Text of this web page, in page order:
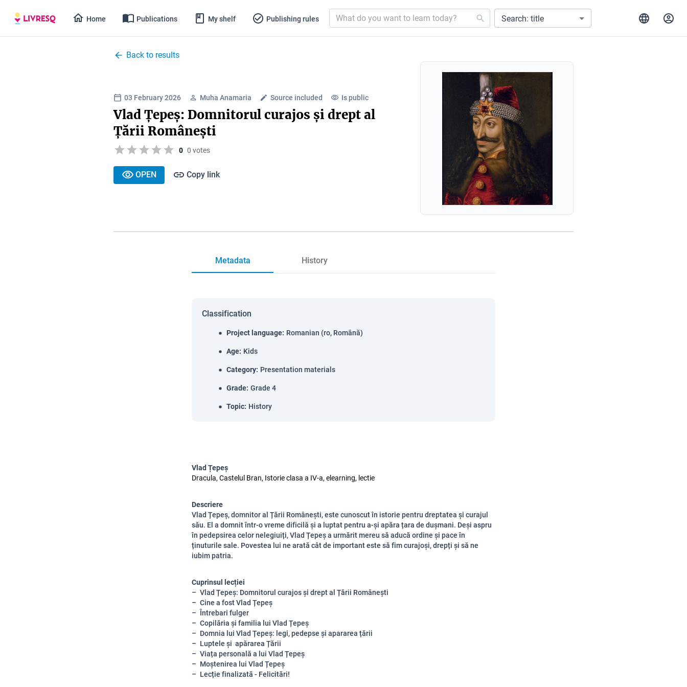
Home Publications My shelf Publishing rules Search: title
Back to results
03 February 2026 Muha Anamaria Source included Is public
Vlad Țepeș: Domnitorul curajos și drept al
Țării Românești
0 0 votes
OPEN Copy link
Metadata History
Classification
Project language: Romanian (ro, Română)
Age: Kids
Category: Presentation materials
Grade: Grade 4
Topic: History
Vlad Țepeș
Dracula, Castelul Bran, Istorie clasa a IV-a, elearning, lectie
Descriere
Vlad Țepeș, domnitor al Țării Românești, este cunoscut în istorie pentru dreptatea și curajul
său. El a domnit într-o vreme dificilă și a luptat pentru a-și apăra țara de dușmani. Deși aspru
în pedepsirea celor nelegiuiți, Vlad Țepeș a urmărit mereu să aducă ordine și pace în
ținuturile sale. Povestea lui ne arată cât de important este să fim curajoși, drepți și să ne
iubim patria.
Cuprinsul lecției
Vlad Țepeș: Domnitorul curajos și drept al Țării Românești
Cine a fost Vlad Țepeș
Întrebari fulger
Copilăria și familia lui Vlad Țepeș
Domnia lui Vlad Țepeș: legi, pedepse și apararea țării
Luptele și apărarea Țării
Viața personală a lui Vlad Țepeș
Moștenirea lui Vlad Țepeș
Lecție finalizată - Felicitări!